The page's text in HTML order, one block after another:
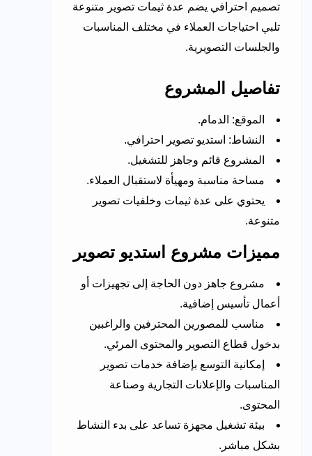
تصميم احترافي يضم عدة ثيمات تصوير متنوعة
تلبي احتياجات العملاء في مختلف المناسبات
والجلسات التصويرية.
تفاصيل المشروع
الموقع: الدمام.
النشاط: استديو تصوير احترافي.
المشروع قائم وجاهز للتشغيل.
مساحة مناسبة ومهيأة لاستقبال العملاء.
يحتوي على عدة ثيمات وخلفيات تصوير
متنوعة.
مميزات مشروع استديو تصوير
مشروع جاهز دون الحاجة إلى تجهيزات أو
أعمال تأسيس إضافية.
مناسب للمصورين المحترفين والراغبين
بدخول قطاع التصوير والمحتوى المرئي.
إمكانية التوسع بإضافة خدمات تصوير
المناسبات والإعلانات التجارية وصناعة
المحتوى.
بيئة تشغيل مجهزة تساعد على بدء النشاط
بشكل مباشر.